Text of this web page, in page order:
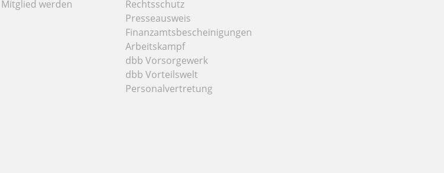
Mitglied werden
Rechtsschutz
Presseausweis
Finanzamtsbescheinigungen
Arbeitskampf
dbb Vorsorgewerk
dbb Vorteilswelt
Personalvertretung